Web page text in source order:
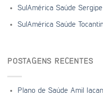
SulAmérica Saúde Sergipe
SulAmérica Saúde
POSTAGENS RECENTES
Plano de Saúde Amil